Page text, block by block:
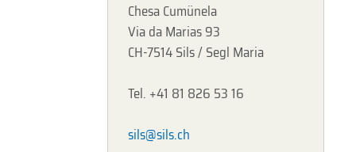
Chesa Cumünela
Via da Marias 93
CH-7514 Sils / Segl Maria
Tel. +41 81 826 53 16
sils@sils.ch